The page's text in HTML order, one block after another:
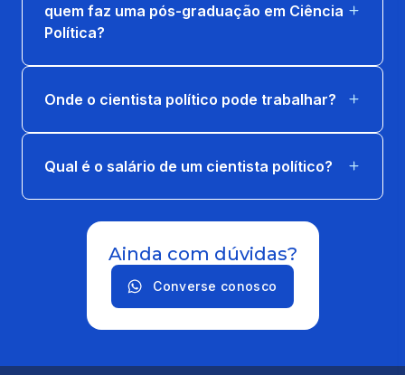
quem faz uma pós-graduação em Ciência
Política?
Onde o cientista político pode trabalhar?
Qual é o salário de um cientista político?
Ainda com dúvidas?
Converse conosco